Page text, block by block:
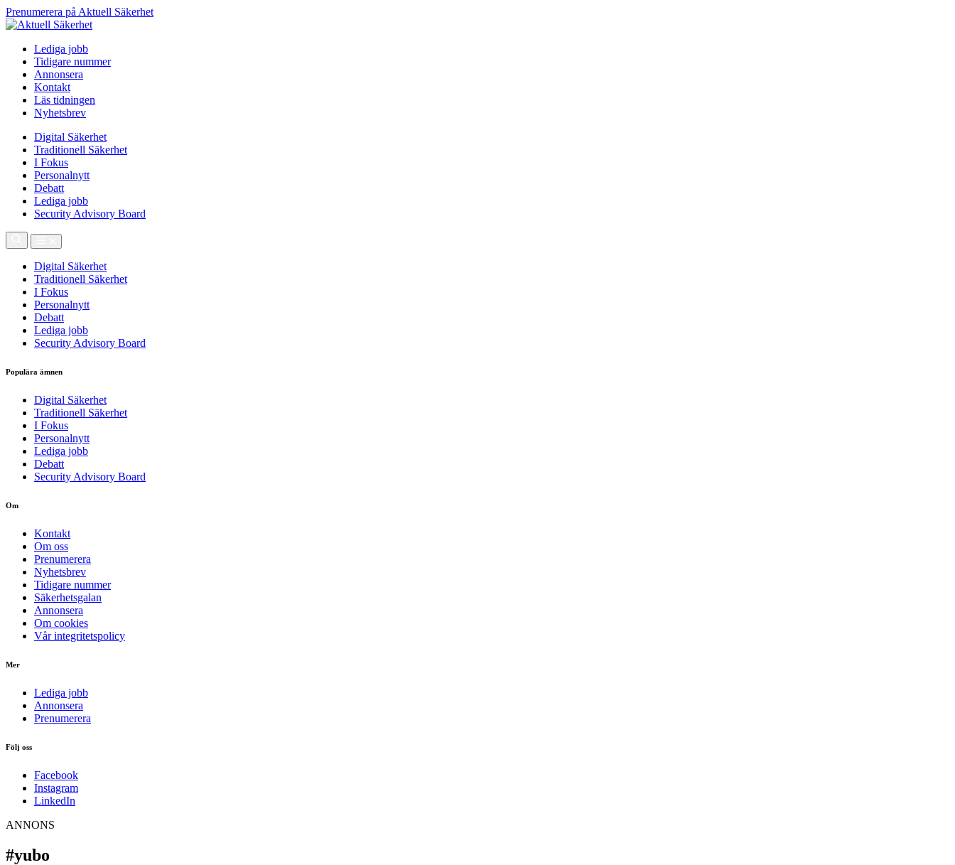
Prenumerera på Aktuell Säkerhet
Lediga jobb
Tidigare nummer
Annonsera
Kontakt
Läs tidningen
Nyhetsbrev
Digital Säkerhet
Traditionell Säkerhet
I Fokus
Personalnytt
Debatt
Lediga jobb
Security Advisory Board
Digital Säkerhet
Traditionell Säkerhet
I Fokus
Personalnytt
Debatt
Lediga jobb
Security Advisory Board
Populära ämnen
Digital Säkerhet
Traditionell Säkerhet
I Fokus
Personalnytt
Lediga jobb
Debatt
Security Advisory Board
Om
Kontakt
Om oss
Prenumerera
Nyhetsbrev
Tidigare nummer
Säkerhetsgalan
Annonsera
Om cookies
Vår integritetspolicy
Mer
Lediga jobb
Annonsera
Prenumerera
Följ oss
Facebook
Instagram
LinkedIn
ANNONS
#yubo